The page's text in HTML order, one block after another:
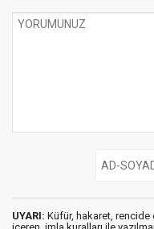
UYARI: Küfür, hakaret, rencide